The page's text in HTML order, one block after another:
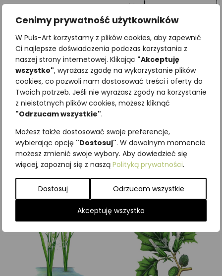
Cenimy prywatność użytkowników
W Puls-Art korzystamy z plików cookies, aby zapewnić
Ci najlepsze doświadczenia podczas korzystania z
naszej strony internetowej. Klikając "Akceptuję
wszystko", wyrażasz zgodę na wykorzystanie plików
cookies, co pozwoli nam dostosować treści i oferty do
Twoich potrzeb. Jeśli nie wyrażasz zgody na korzystanie
z nieistotnych plików cookies, możesz kliknąć
"Odrzucam wszystkie".
Możesz także dostosować swoje preferencje,
wybierając opcję "Dostosuj". W dowolnym momencie
możesz zmienić swoje wybory. Aby dowiedzieć się
więcej, zapoznaj się z naszą Polityką prywatności.
Dostosuj Odrzucam wszystkie
Akceptuję wszystko
Wiadomość
dni: 65,00zł
SKU:Brak danych
Kategorie:ILUSTRACJE,Rośliny
Podobne produkty